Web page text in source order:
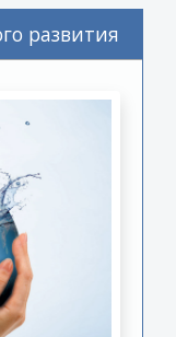
развития